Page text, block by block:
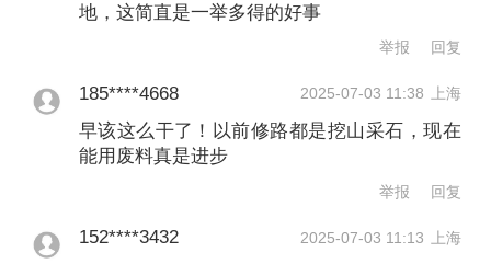
地，这简直是一举多得的好事
举报 回复
185****4668 2025-07-03 11:38 上海
早该这么干了！以前修路都是挖山采石，现在
能用废料真是进步
举报 回复
152****3432 2025-07-03 11:13 上海